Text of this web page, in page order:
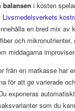
balansen i kosten
Livsmedelsverkets
en bred mix av
och
middagarna
från en matkasse har
för att ge varierade
exponeras
som du